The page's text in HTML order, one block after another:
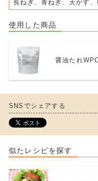
長ねぎ、青ねぎ、天かす、
使用した商品
醤油たれ
SNSでシェアする
似たレシピを探す